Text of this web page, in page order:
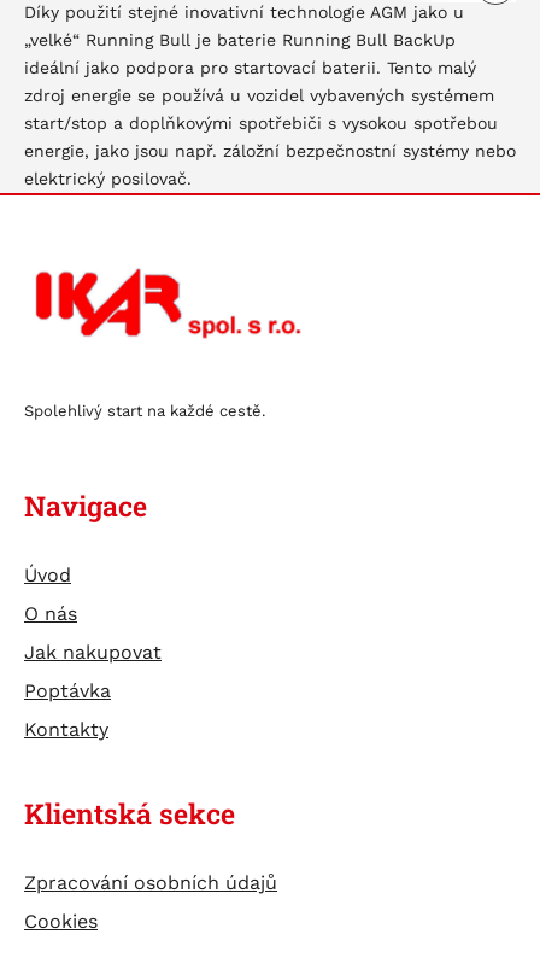
Díky použití stejné inovativní technologie AGM jako u
„velké“ Running Bull je baterie Running Bull BackUp
ideální jako podpora pro startovací baterii. Tento malý
zdroj energie se používá u vozidel vybavených systémem
start/stop a doplňkovými spotřebiči s vysokou spotřebou
energie, jako jsou např. záložní bezpečnostní systémy nebo
elektrický posilovač.
Spolehlivý start na každé cestě.
Navigace
Úvod
O nás
Jak nakupovat
Poptávka
Kontakty
Klientská sekce
Zpracování osobních údajů
Cookies